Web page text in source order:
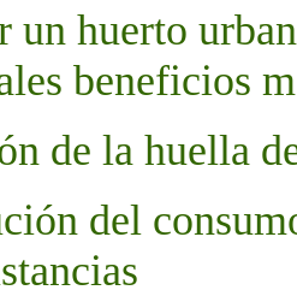
un huerto
beneficios
de la huella
del